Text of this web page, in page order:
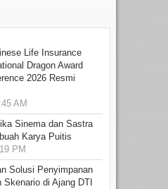
Life Insurance
Dragon Award
2026 Resmi
AM
Sinema dan Sastra
Karya Puitis
PM
Solusi Penyimpanan
Skenario di Ajang DTI